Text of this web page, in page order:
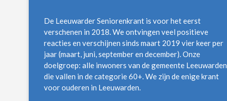
De Leeuwarder Seniorenkrant is voor het eerst
verschenen in 2018. We ontvingen veel positieve
reacties en verschijnen sinds maart 2019 vier keer per
jaar (maart, juni, september en december). Onze
doelgroep: alle inwoners van de gemeente Leeuwarden
die vallen in de categorie 60+. We zijn de enige krant
voor ouderen in Leeuwarden.